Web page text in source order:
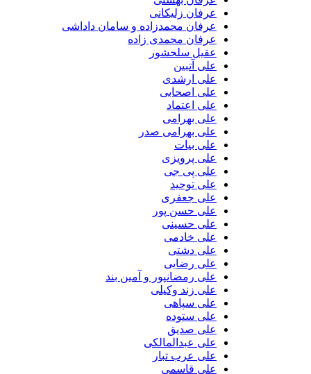
عرفان زلیکانی
عرفان محمدزاده و سامان داداشی
عرفان محمدی زاده
عقیل سلحشور
علی آتبین
علی ارشدی
علی اصحابی
علی اعتماد
علی بهرامی
علی بهرامی صدر
علی بیات
علی پرویزی
علی پی جی
علی توحید
علی جعفری
علی حسن پور
علی حسینی
علی خادمی
علی دشتی
علی رضایی
علی رمضانپور و آمین بند
علی زند وکیلی
علی سپاهی
علی ستوده
علی صدیق
علی عبدالمالکی
علی عرب تبار
علی قاسمی